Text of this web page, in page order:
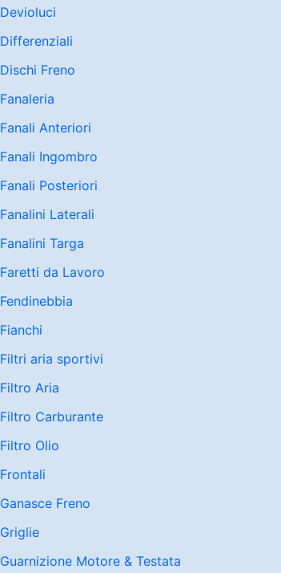
Devioluci
Differenziali
Dischi Freno
Fanaleria
Fanali Anteriori
Fanali Ingombro
Fanali Posteriori
Fanalini Laterali
Fanalini Targa
Faretti da Lavoro
Fendinebbia
Fianchi
Filtri aria sportivi
Filtro Aria
Filtro Carburante
Filtro Olio
Frontali
Ganasce Freno
Griglie
Guarnizione Motore & Testata